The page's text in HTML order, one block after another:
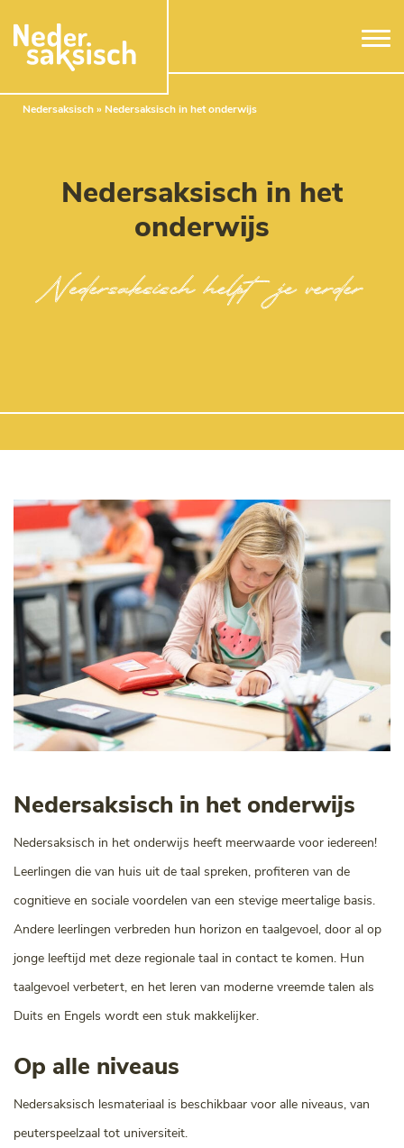
Nedersaksisch» Nedersaksisch in het onderwijs
Nedersaksisch in het
onderwijs
Nedersaksisch in het onderwijs
Nedersaksisch in het onderwijs heeft meerwaarde voor iedereen!
Leerlingen die van huis uit de taal spreken, profiteren van de
cognitieve en sociale voordelen van een stevige meertalige basis.
Andere leerlingen verbreden hun horizon en taalgevoel, door al op
jonge leeftijd met deze regionale taal in contact te komen. Hun
taalgevoel verbetert, en het leren van moderne vreemde talen als
Duits en Engels wordt een stuk makkelijker.
Op alle niveaus
Nedersaksisch lesmateriaal is beschikbaar voor alle niveaus, van
peuterspeelzaal tot universiteit.